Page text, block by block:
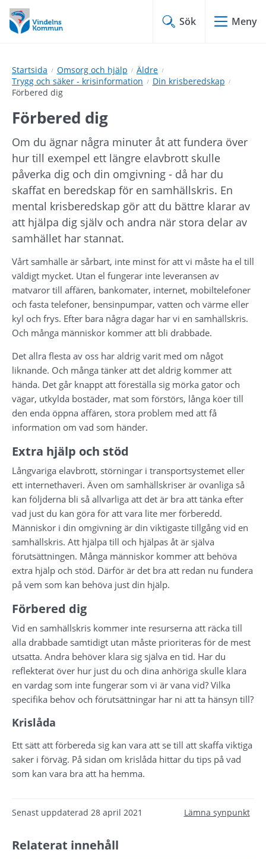
Hoppa
till
innehåll
Hoppa
till
undermeny
Sök Meny
Startsida Omsorg och hjälp
Äldre
Trygg och säker - krisinformation
Din krisberedskap
Förbered dig
Förbered dig
Om du ägnar några minuter åt att fundera över
hur till exempel ett längre elavbrott skulle
påverka dig och din omgivning - då har du
skaffat en beredskap för en samhällskris. En
mental krisberedskap gör att du bättre klarar av
att hjälpa dig själv och andra när stora delar av
samhället har stannat.
Vårt samhälle är sårbart, inte minst för att vi måste ha el till
väldigt mycket. Utan el fungerar inte leveransen av
matvaror till affären, bankomater, internet, mobiltelefoner
och fasta telefoner, bensinpumpar, vatten och värme eller
kyl och frys. Efter bara några dagar har vi en samhällskris.
Och många människor kommer att bli drabbade.
Det allra flesta av oss har aldrig varit med om något
liknande. Och många tänker att det aldrig kommer att
hända. Det går knappt att föreställa sig mörka gator och
vägar, utkylda bostäder, mat som förstörs, långa köer till
den enda öppna affären, stora problem med att få
information om vad som händer.
Extra hjälp och stöd
Långvariga elavbrott, störningar i transportsystemet eller
ett internethaveri. Även om samhällskriser är ovanliga så
kan följderna bli så allvarliga att det är bra att tänka efter
vad just du kan göra för att vara lite mer förberedd.
Människor i din omgivning är din viktigaste tillgång vid en
samhällskris. Att hjälpa till och hjälpas åt är själva
förutsättningen. Många människor kommer att behöva
extra hjälp och stöd. Därför är det bra att redan nu fundera
på vem som kan behöva just din hjälp.
Förbered dig
Vid en samhällskris kommer inte resurserna att räcka till
alla drabbade samtidigt utan måste prioriteras för de mest
utsatta. Andra behöver klara sig själva en tid. Har du
reflekterat över hur just du och dina anhöriga skulle klara
en vardag som inte fungerar som vi är vana vid? Vilka
specifika behov och förutsättningar har ni att ta hänsyn till?
Krislåda
Ett sätt att förbereda sig kan vara att se till att skaffa viktiga
saker i förväg. På sidan om krislåda hittar du tips på vad
som kan vara bra att ha hemma.
Senast uppdaterad 28 april 2021 Lämna synpunkt
Relaterat innehåll